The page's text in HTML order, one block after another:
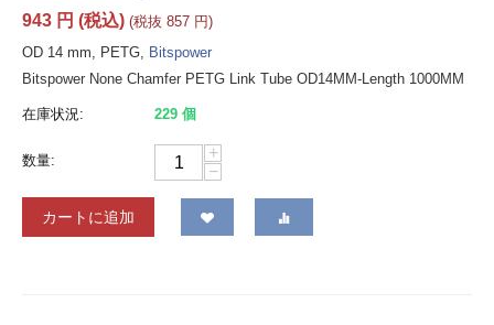
943 円 (税込) (税抜 857 円)
OD 14 mm, PETG, Bitspower
Bitspower None Chamfer PETG Link Tube OD14MM-Length 1000MM
在庫状況: 229 個
数量:
+
−
カートに追加